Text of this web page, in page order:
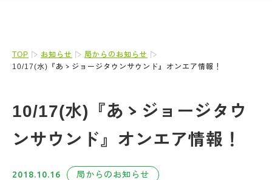
TOP お知らせ
局からのお知らせ
10/17(水)『あゝジョージタウンサウンド』オンエア情報！
10/17(水)『あゝジョージタウ
ンサウンド』オンエア情報！
2018.10.16 局からのお知らせ